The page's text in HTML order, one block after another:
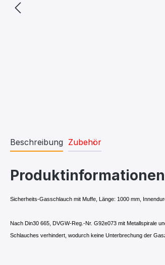
Beschreibung Zubehör
Sicherheits-Gasschlauch mit Muffe, Länge: 1000 mm,
Nach Din30 665, DVGW-Reg.-Nr. G92e073 mit Metallspirale
Schlauches verhindert, wodurch keine Unterbrechung der